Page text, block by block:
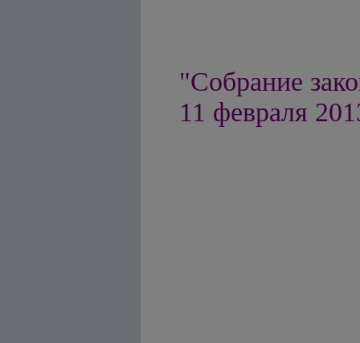
"Собрание
11 февраля